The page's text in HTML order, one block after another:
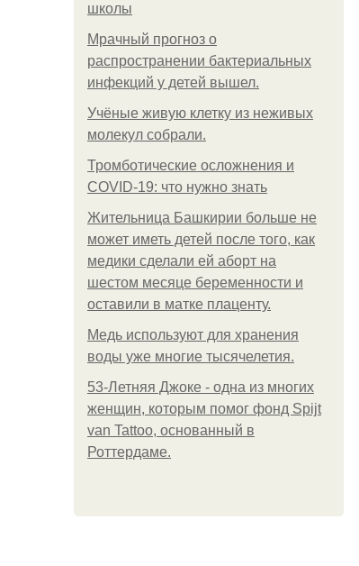
школы
Мрачный прогноз о
распространении бактериальных
инфекций у детей вышел.
Учёные живую клетку из неживых
молекул собрали.
Тромботические осложнения и
COVID-19: что нужно знать
Жительница Башкирии больше не
может иметь детей после того, как
медики сделали ей аборт на
шестом месяце беременности и
оставили в матке плаценту.
Медь используют для хранения
воды уже многие тысячелетия.
53-Летняя Джоке - одна из многих
женщин, которым помог фонд Spijt
van Tattoo, основанный в
Роттердаме.